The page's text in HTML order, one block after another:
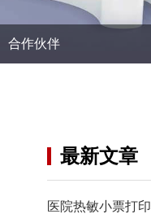
公司动态
3D打印
合作伙伴
最新文章